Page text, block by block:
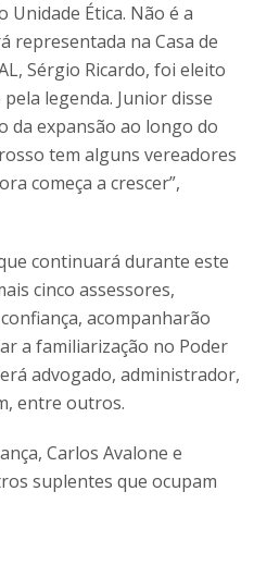
Unidade Ética. Não é a
representada na Casa de
Sérgio Ricardo, foi eleito
legenda. Junior disse
da expansão ao longo do
tem alguns vereadores
começa a crescer”,
continuará durante este
cinco assessores,
acompanharão
a familiarização no Poder
advogado, administrador,
entre outros.
Carlos Avalone e
suplentes que ocupam